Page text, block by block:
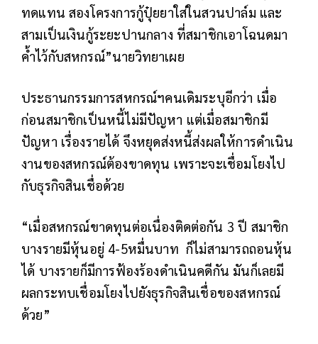
ทดแทน สองโครงการกู้ปุ๋ยยาใส่ในสวนปาล์ม และ
สามเป็นเงินกู้ระยะปานกลาง ที่สมาชิกเอาโฉนดมา
ค้ำไว้กับสหกรณ์”นายวิทยาเผย
ประธานกรรมการสหกรณ์ฯคนเดิมระบุอีกว่า เมื่อ
ก่อนสมาชิกเป็นหนี้ไม่มีปัญหา แต่เมื่อสมาชิกมี
ปัญหา เรื่องรายได้ จึงหยุดส่งหนี้ส่งผลให้การดำเนิน
งานของสหกรณ์ต้องขาดทุน เพราะจะเชื่อมโยงไป
กับธุรกิจสินเชื่อด้วย
“เมื่อสหกรณ์ขาดทุนต่อเนื่องติดต่อกัน 3 ปี สมาชิก
บางรายมีหุ้นอยู่ 4-5หมื่นบาท ก็ไม่สามารถถอนหุ้น
ได้ บางรายก็มีการฟ้องร้องดำเนินคดีกัน มันก็เลยมี
ผลกระทบเชื่อมโยงไปยังธุรกิจสินเชื่อของสหกรณ์
ด้วย”